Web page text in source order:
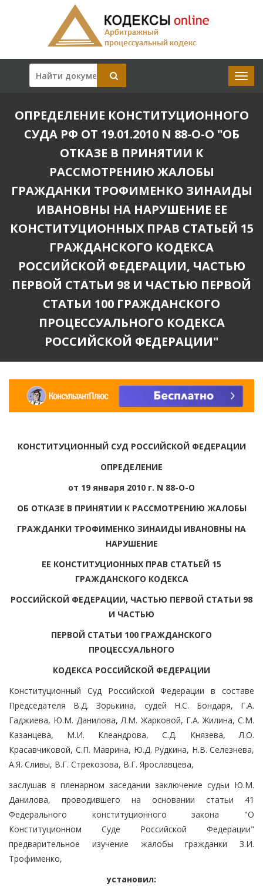
ОПРЕДЕЛЕНИЕ КОНСТИТУЦИОННОГО
СУДА РФ ОТ 19.01.2010 N 88-О-О "ОБ
ОТКАЗЕ В ПРИНЯТИИ К
РАССМОТРЕНИЮ ЖАЛОБЫ
ГРАЖДАНКИ ТРОФИМЕНКО ЗИНАИДЫ
ИВАНОВНЫ НА НАРУШЕНИЕ ЕЕ
КОНСТИТУЦИОННЫХ ПРАВ СТАТЬЕЙ 15
ГРАЖДАНСКОГО КОДЕКСА
РОССИЙСКОЙ ФЕДЕРАЦИИ, ЧАСТЬЮ
ПЕРВОЙ СТАТЬИ 98 И ЧАСТЬЮ ПЕРВОЙ
СТАТЬИ 100 ГРАЖДАНСКОГО
ПРОЦЕССУАЛЬНОГО КОДЕКСА
РОССИЙСКОЙ ФЕДЕРАЦИИ"
КОНСТИТУЦИОННЫЙ СУД РОССИЙСКОЙ ФЕДЕРАЦИИ
ОПРЕДЕЛЕНИЕ
от 19 января 2010 г. N 88-О-О
ОБ ОТКАЗЕ В ПРИНЯТИИ К РАССМОТРЕНИЮ ЖАЛОБЫ
ГРАЖДАНКИ ТРОФИМЕНКО ЗИНАИДЫ ИВАНОВНЫ НА
НАРУШЕНИЕ
ЕЕ КОНСТИТУЦИОННЫХ ПРАВ СТАТЬЕЙ 15
ГРАЖДАНСКОГО КОДЕКСА
РОССИЙСКОЙ ФЕДЕРАЦИИ, ЧАСТЬЮ ПЕРВОЙ СТАТЬИ 98
И ЧАСТЬЮ
ПЕРВОЙ СТАТЬИ 100 ГРАЖДАНСКОГО
ПРОЦЕССУАЛЬНОГО
КОДЕКСА РОССИЙСКОЙ ФЕДЕРАЦИИ
Конституционный Суд Российской Федерации в составе
Председателя В.Д. Зорькина, судей Н.С. Бондаря, Г.А.
Гаджиева, Ю.М. Данилова, Л.М. Жарковой, Г.А. Жилина, С.М.
Казанцева, М.И. Клеандрова, С.Д. Князева, Л.О.
Красавчиковой, С.П. Маврина, Ю.Д. Рудкина, Н.В. Селезнева,
А.Я. Сливы, В.Г. Стрекозова, В.Г. Ярославцева,
заслушав в пленарном заседании заключение судьи Ю.М.
Данилова, проводившего на основании статьи 41
Федерального конституционного закона "О
Конституционном Суде Российской Федерации"
предварительное изучение жалобы гражданки З.И.
Трофименко,
установил: